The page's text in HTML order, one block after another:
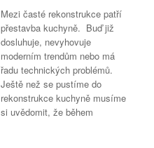
Mezi časté rekonstrukce patří
přestavba kuchyně. Buď již
dosluhuje, nevyhovuje
moderním trendům nebo má
řadu technických problémů.
Ještě než se pustíme do
rekonstrukce kuchyně musíme
si uvědomit, že během